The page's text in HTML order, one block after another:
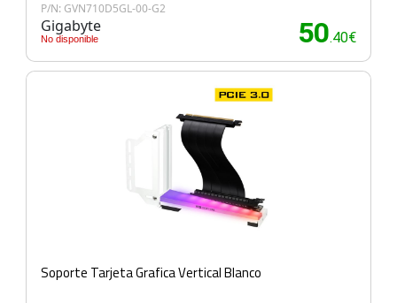
P/N: GVN710D5GL-00-G2
Gigabyte
No disponible 50.40€
Soporte Tarjeta Grafica Vertical Blanco